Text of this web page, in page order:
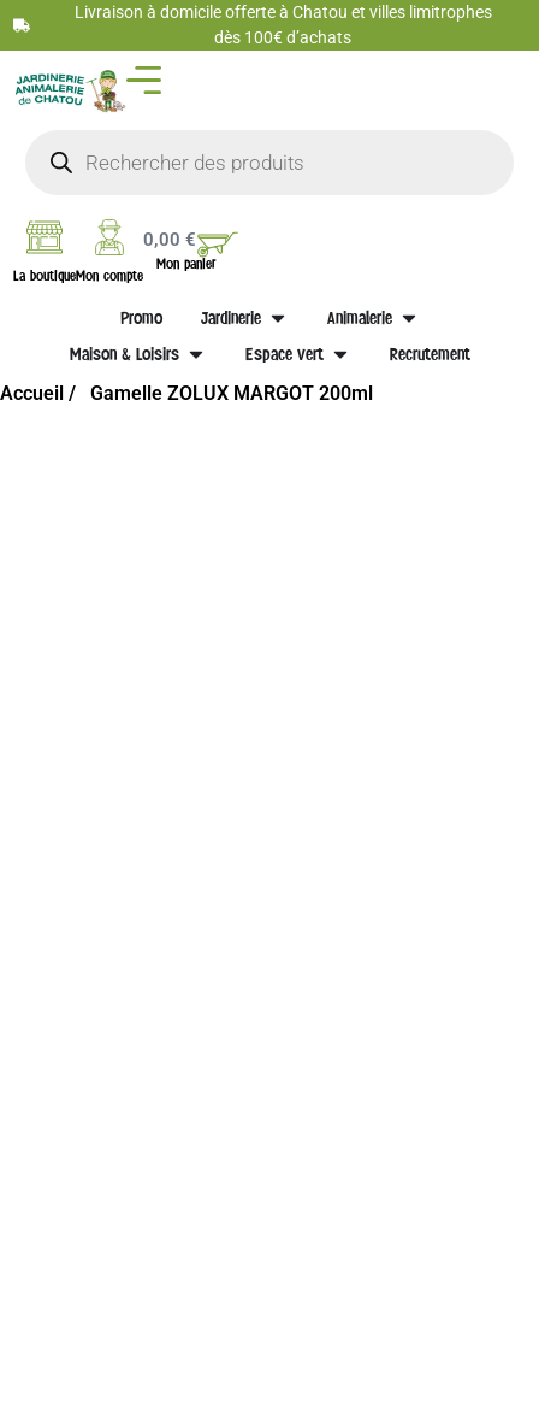
Livraison à domicile offerte à Chatou et villes limitrophes
dès 100€ d’achats
La boutiqueMon compte
0,00€
Mon panier
Promo Jardinerie
Animalerie
Maison & Loisirs
Espace vert Recrutement
Accueil / Gamelle ZOLUX MARGOT 200ml